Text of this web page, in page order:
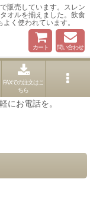
販売しています。スレン
オルを揃えました。飲食
く使われています。
カート 問い合わせ
FAXでの注文はこ
ちら
にお電話を。